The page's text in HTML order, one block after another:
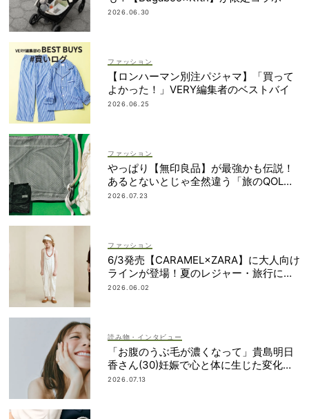
2026.06.30
ファッション
【ロンハーマン別注パジャマ】「買って
よかった！」VERY編集者のベストバイ
2026.06.25
ファッション
やっぱり【無印良品】が最強かも伝説！
あるとないとじゃ全然違う「旅のQOL爆
上げアイテム」
2026.07.23
ファッション
6/3発売【CARAMEL×ZARA】に大人向け
ラインが登場！夏のレジャー・旅行にも
おすすめ
2026.06.02
読み物・インタビュー
「お腹のうぶ毛が濃くなって」貴島明日
香さん(30)妊娠で心と体に生じた変化も
「愛しいです」
2026.07.13